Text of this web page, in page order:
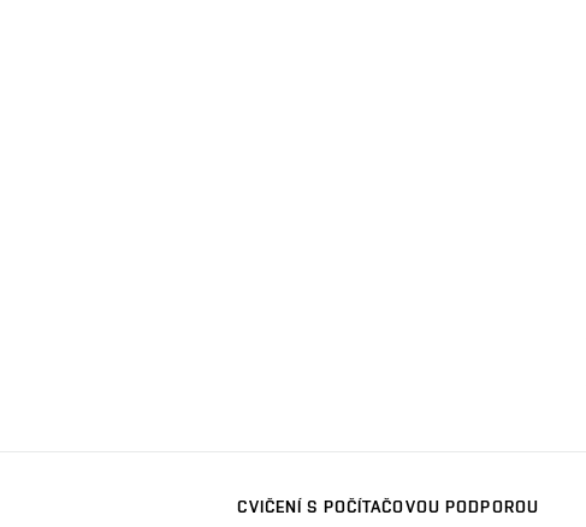
CVIČENÍ S POČÍTAČOVOU PODPOROU